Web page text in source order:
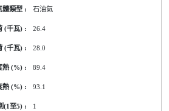
石油氣
26.4
28.0
89.4
93.1
1